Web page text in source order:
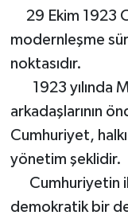
29 Ekim 1923
modernleşme
noktasıdır.
1923 yılında
arkadaşlarının
Cumhuriyet,
yönetim şeklidir.
Cumhuriyetin
demokratik bir